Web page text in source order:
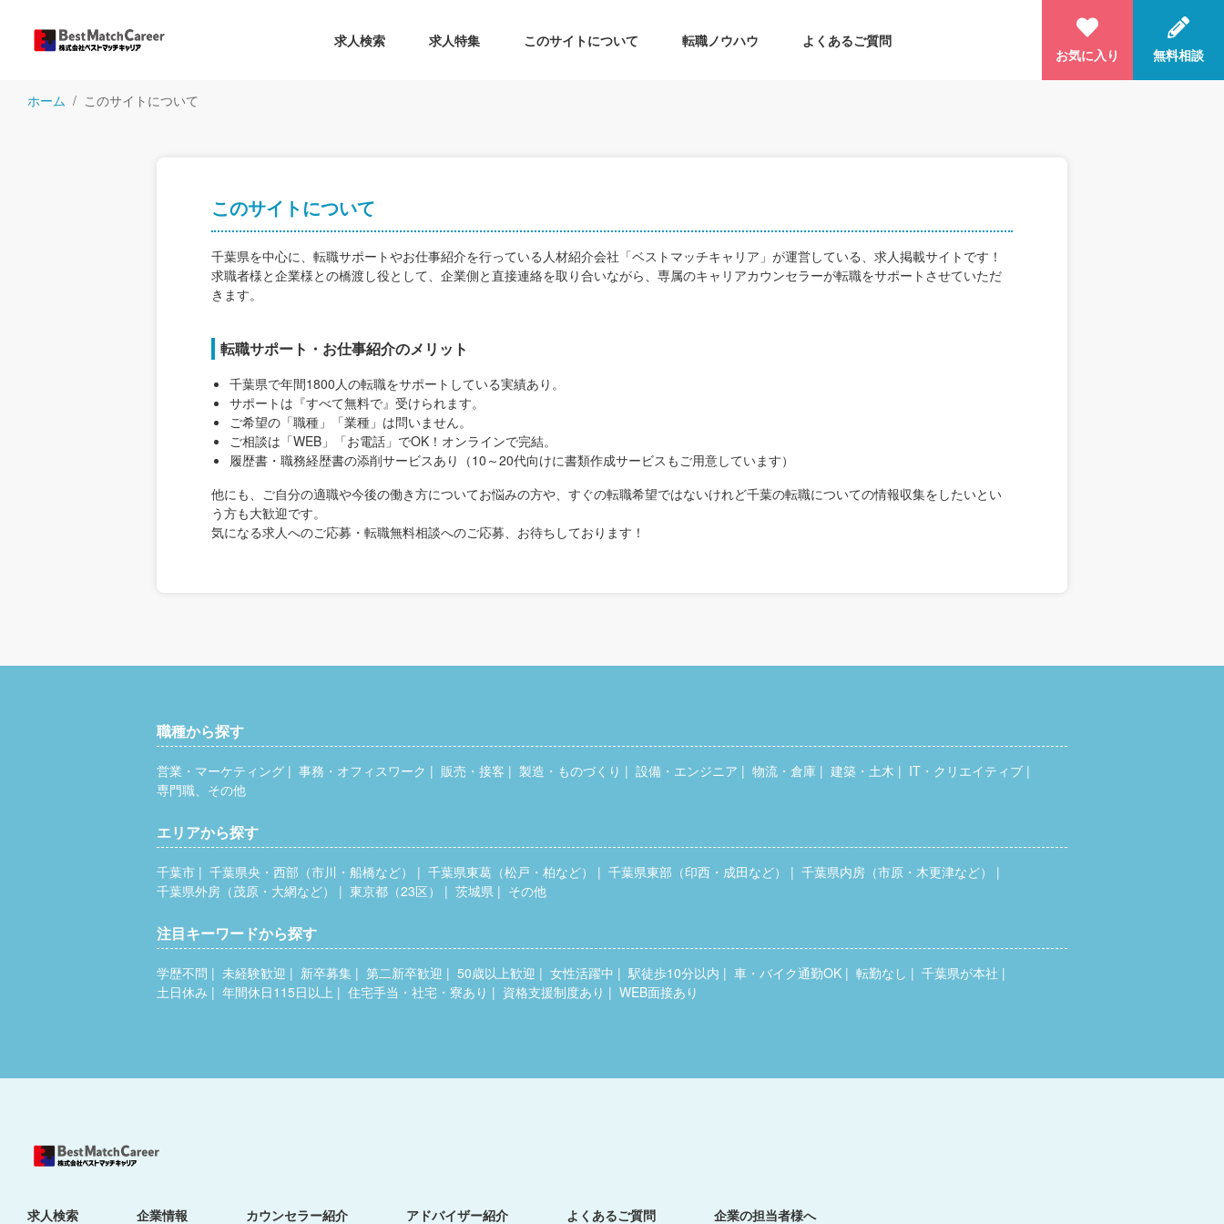
求人検索 求人特集 このサイトについて 転職ノウハウ
よくあるご質問
お気に入り
無料相談
ホーム このサイトについて
このサイトについて
千葉県を中心に、転職サポートやお仕事紹介を行っている人材紹介会社「ベストマッチキャリア」が運営している、求人掲載サイトです！
求職者様と企業様との橋渡し役として、企業側と直接連絡を取り合いながら、専属のキャリアカウンセラーが転職をサポートさせていただ
きます。
転職サポート・お仕事紹介のメリット
千葉県で年間1800人の転職をサポートしている実績あり。
サポートは『すべて無料で』受けられます。
ご希望の「職種」「業種」は問いません。
ご相談は「WEB」「お電話」でOK！オンラインで完結。
履歴書・職務経歴書の添削サービスあり（10～20代向けに書類作成サービスもご用意しています）
他にも、ご自分の適職や今後の働き方についてお悩みの方や、すぐの転職希望ではないけれど千葉の転職についての情報収集をしたいとい
う方も大歓迎です。
気になる求人へのご応募・転職無料相談へのご応募、お待ちしております！
職種から探す
営業・マーケティング 事務・オフィスワーク 販売・接客 製造・ものづくり 設備・エンジニア 物流・倉庫 建築・土木
IT・クリエイティブ
専門職、その他
エリアから探す
千葉市 千葉県央・西部（市川・船橋など） 千葉県東葛（松戸・柏など） 千葉県東部（印西・成田など）
千葉県内房（市原・木更津など）
千葉県外房（茂原・大網など）
東京都（23区） 茨城県 その他
注目キーワードから探す
学歴不問 未経験歓迎 新卒募集 第二新卒歓迎 50歳以上歓迎 女性活躍中 駅徒歩10分以内 車・バイク通勤OK 転勤なし
千葉県が本社
土日休み
年間休日115日以上 住宅手当・社宅・寮あり 資格支援制度あり WEB面接あり
求人検索 企業情報 カウンセラー紹介 アドバイザー紹介 よくあるご質問 企業の担当者様へ